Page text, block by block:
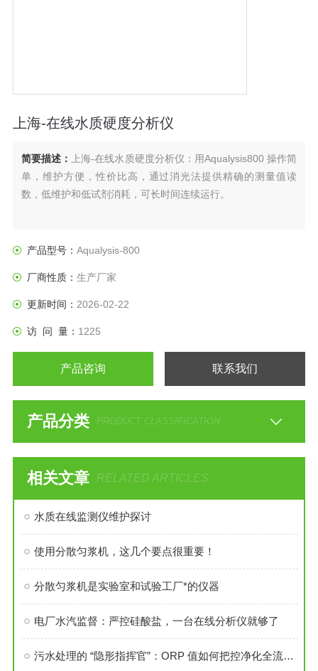
上海-在线水质硬度分析仪
简要描述：
上海-在线水质硬度分析仪：用Aqualysis800 操作简
单，维护方便，性价比高，通过消光法提供精确的测量值读
数，低维护和低试剂消耗，可长时间连续运行。
产品型号： Aqualysis-800
厂商性质： 生产厂家
更新时间： 2026-02-22
访 问 量： 1225
产品咨询 联系我们
产品分类 PRODUCT CLASSIFICATION
相关文章 RELATED ARTICLES
水质在线监测仪维护探讨
使用分散匀浆机，这几个要点很重要！
分散匀浆机是实验室和试验工厂*的仪器
电厂水汽监督：严控硅酸盐，一台在线分析仪就够了
污水处理的 “隐形指挥官”：ORP 值如何把控净化全流程？